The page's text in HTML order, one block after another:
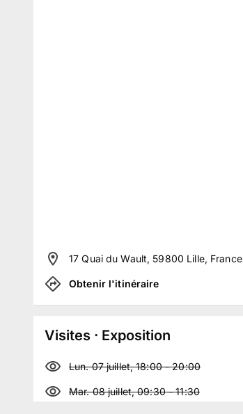
17 Quai du Wault, 59800 Lille, France
Obtenir l'itinéraire
Visites · Exposition
Lun. 07 juillet, 18:00-20:00
Mar. 08 juillet, 09:30-11:30